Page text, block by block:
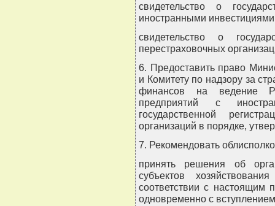
свидетельство о
иностранными
свидетельство о
перестраховочных
6. Предоставить право
и Комитету по надзору за
финансов на ведение
предприятий с
государственной
организаций в порядке,
7. Рекомендовать
принять решения об
субъектов
соответствии с настоящим
одновременно с